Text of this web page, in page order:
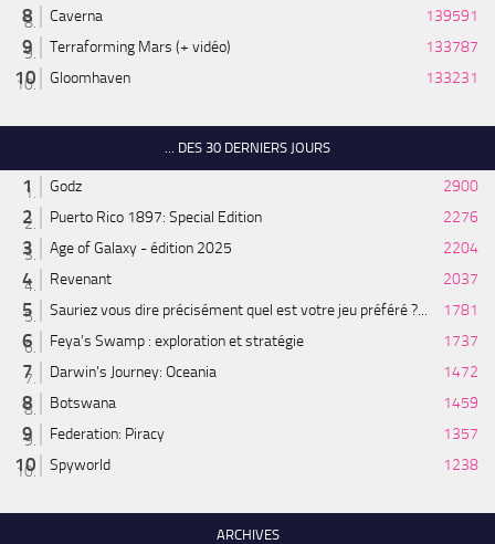
Caverna
139591
Terraforming Mars (+ vidéo)
133787
Gloomhaven
133231
... DES 30 DERNIERS JOURS
Godz
2900
Puerto Rico 1897: Special Edition
2276
Age of Galaxy - édition 2025
2204
Revenant
2037
Sauriez vous dire précisément quel est votre jeu préféré ?...
1781
Feya’s Swamp : exploration et stratégie
1737
Darwin's Journey: Oceania
1472
Botswana
1459
Federation: Piracy
1357
Spyworld
1238
ARCHIVES